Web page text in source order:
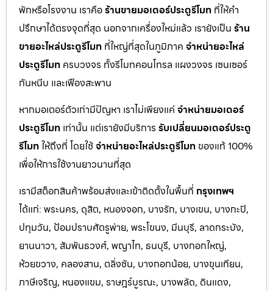
พักหรือโรงงาน เราคือร้านขายมอเตอร์ประตูรีโมท ที่ให้คำ
ปรึกษาได้ตรงจุดที่สุด นอกจากเครื่องใหม่แล้ว เรายังเป็น ร้าน
ขายอะไหล่ประตูรีโมท ที่ใหญ่ที่สุดในภูมิภาค จำหน่ายอะไหล่
ประตูรีโมท ครบวงจร ทั้งรีโมทคอนโทรล แผงวงจร เซนเซอร์
กันหนีบ และเฟืองสะพาน
หากมอเตอร์ตัวเก่ามีปัญหา เราไม่เพียงแค่ จำหน่ายมอเตอร์
ประตูรีโมท เท่านั้น แต่เรายังมีบริการ รับเปลี่ยนมอเตอร์ประตู
รีโมทให้ถึงที่ โดยใช้จำหน่ายอะไหล่ประตูรีโมท ของแท้ 100%
เพื่อให้การใช้งานยาวนานที่สุด
เรามีสต็อกสินค้าพร้อมส่งและเข้าติดตั้งในพื้นที่ กรุงเทพฯ
ได้แก่: พระนคร, ดุสิต, หนองจอก, บางรัก, บางเขน, บางกะปิ,
ปทุมวัน, ป้อมปราบศัตรูพ่าย, พระโขนง, มีนบุรี, ลาดกระบัง,
ยานนาวา, สัมพันธวงศ์, พญาไท, ธนบุรี, บางกอกใหญ่,
ห้วยขวาง, คลองสาน, ตลิ่งชัน, บางกอกน้อย, บางขุนเทียน,
ภาษีเจริญ, หนองแขม, ราษฎร์บูรณะ, บางพลัด, ดินแดง,